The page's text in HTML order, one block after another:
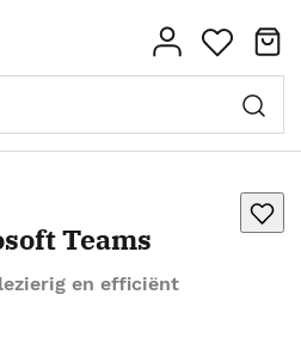
Teams
en efficiënt